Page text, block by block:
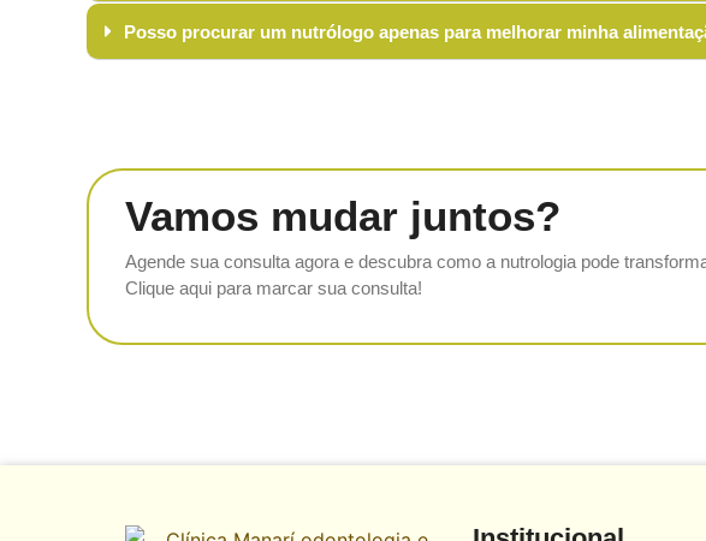
Posso procurar um nutrólogo apenas para melhorar minha
Vamos mudar juntos?
Agende sua consulta agora e descubra como a nutrologia pode
Clique aqui para marcar sua consulta!